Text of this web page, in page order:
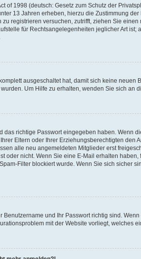
of 1998 (deutsch: Gesetz zum Schutz der
13 Jahren erheben, hierzu die Zustimmung
registrieren versuchen, zutrifft, ziehen Sie
für Rechtsangelegenheiten jeglicher Art
ausgeschaltet hat, damit sich keine
Um Hilfe zu erhalten, wenden Sie sich an
richtige Passwort eingegeben haben. Wenn
Eltern oder Ihrer Erziehungsberechtigten
alle neu angemeldeten Mitglieder erst
oder nicht. Wenn Sie eine E-Mail erhalten
Filter blockiert wurde. Wenn Sie sich sicher
und Ihr Passwort richtig sind.
mit der Website vorliegt, welches